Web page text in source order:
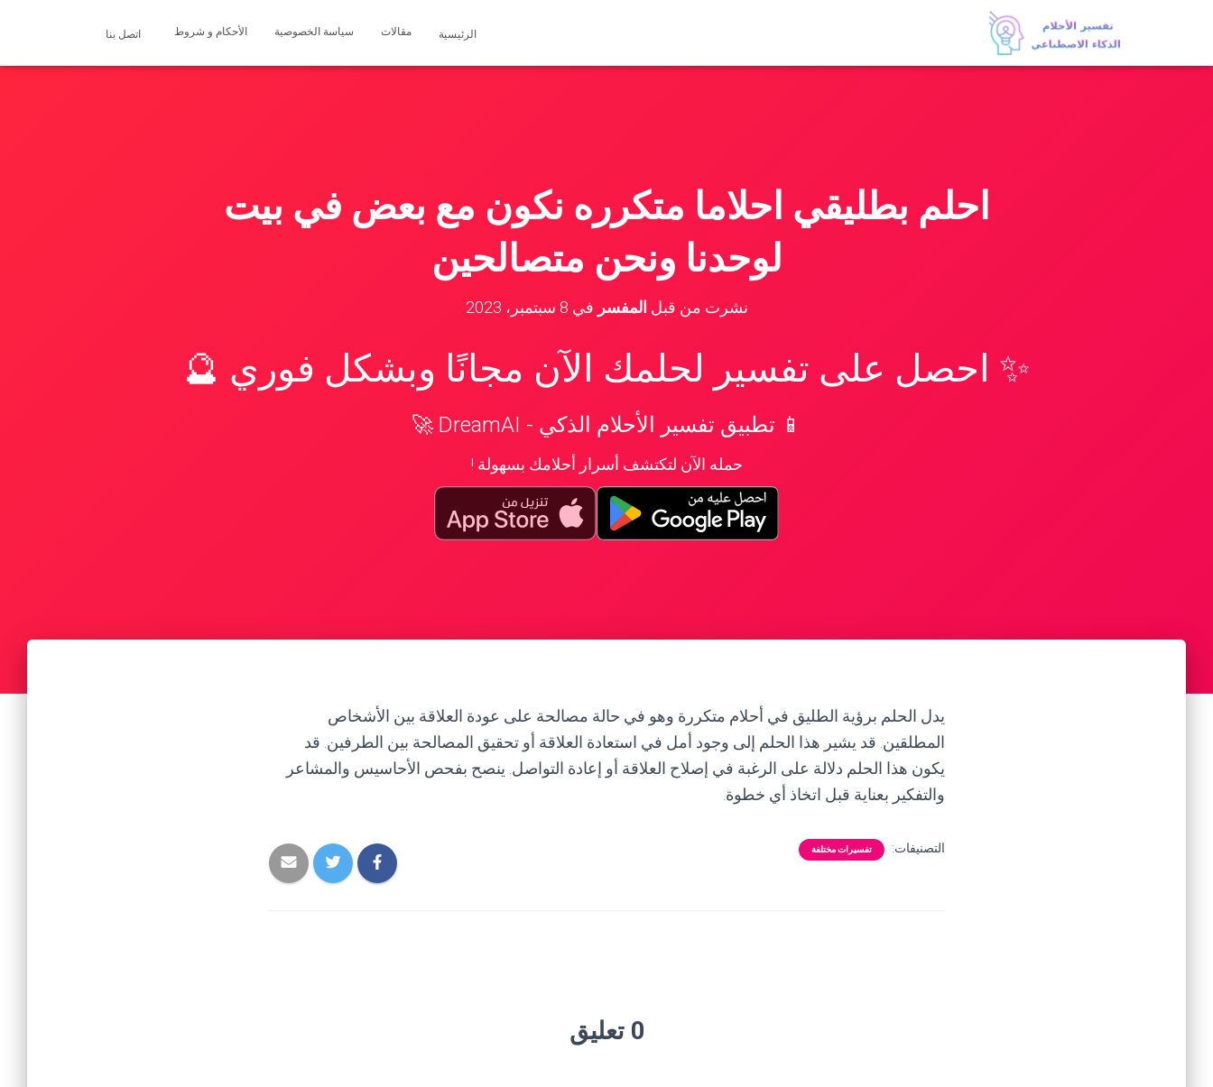
الرئيسية مقالات سياسة الخصوصية الأحكام و شروط اتصل بنا
احلم بطليقي احلاما متكرره نكون مع بعض في بيت
لوحدنا ونحن متصالحين
نشرت من قبل المفسر في 8 سبتمبر، 2023
✨ احصل على تفسير لحلمك الآن مجانًا وبشكل فوري 🔮
📱 تطبيق تفسير الأحلام الذكي - DreamAI 🚀
حمله الآن لتكتشف أسرار أحلامك بسهولة !
يدل الحلم برؤية الطليق في أحلام متكررة وهو في حالة مصالحة على عودة العلاقة بين الأشخاص
المطلقين. قد يشير هذا الحلم إلى وجود أمل في استعادة العلاقة أو تحقيق المصالحة بين الطرفين. قد
يكون هذا الحلم دلالة على الرغبة في إصلاح العلاقة أو إعادة التواصل. ينصح بفحص الأحاسيس والمشاعر
والتفكير بعناية قبل اتخاذ أي خطوة.
التصنيفات: تفسيرات مختلفة
0 تعليق